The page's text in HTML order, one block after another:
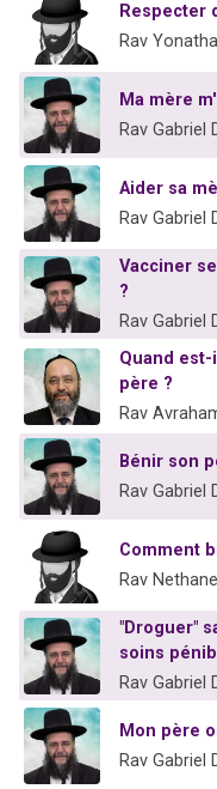
Respecter
Rav
Ma mère
Rav Gabriel
Aider sa
Rav Gabriel
Vacciner
?
Rav Gabriel
Quand
père ?
Rav
Bénir son
Rav Gabriel
Comment
Rav
"Droguer"
soins
Rav Gabriel
Mon père
Rav Gabriel